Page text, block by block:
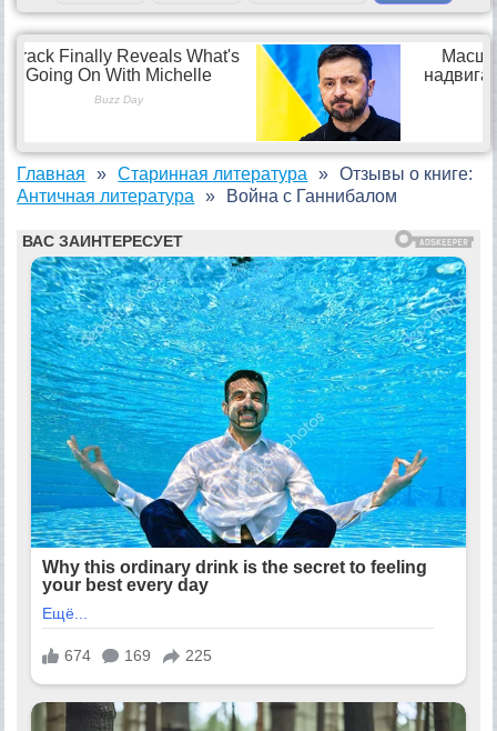
Главная
Старинная литература
Античная литература
Отзывы о книге:
Война с Ганнибалом